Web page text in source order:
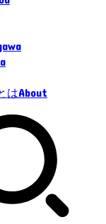
はAbout